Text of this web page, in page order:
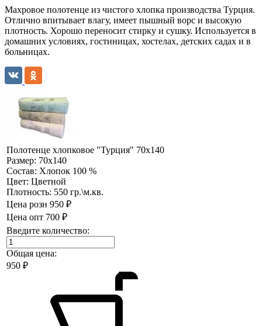
Махровое полотенце из чистого хлопка производства Турция.
Отлично впитывает влагу, имеет пышный ворс и высокую
плотность. Хорошо переносит стирку и сушку. Используется в
домашних условиях, гостиницах, хостелах, детских садах и в
больницах.
Полотенце хлопковое "Турция" 70х140
Размер: 70х140
Состав: Хлопок 100 %
Цвет: Цветной
Плотность: 550 гр.\м.кв.
Цена розн 950 ₽
Цена опт 700 ₽
Введите количество:
Общая цена:
950 ₽